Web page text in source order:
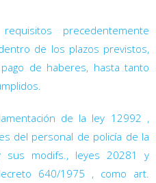
precedentemente
de los plazos previstos,
de haberes, hasta tanto
de la ley 12992 ,
del personal de policía de la
sus modifs., leyes 20281 y
640/1975 , como art.